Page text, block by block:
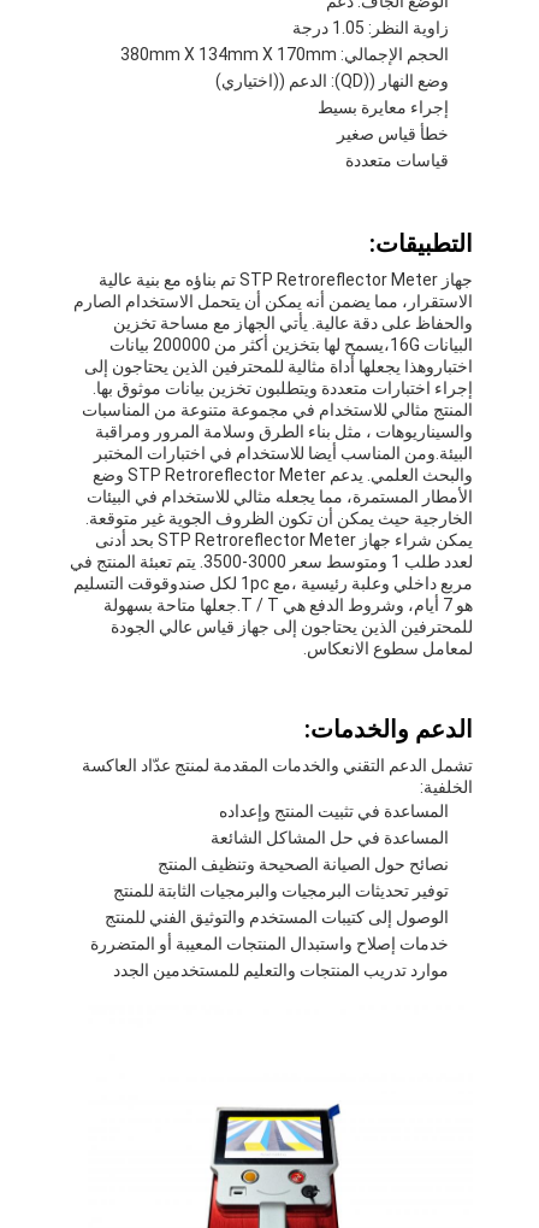
المنزل
المنتجات
برنامج VR
حولنا
جولة في المصنع
اتصل بنا
أخبار
الحالات
مقياس العاكس الرجعي
مقياس انعكاس انعكاس الرصيف
مقياس سماكة علامات الطريق
مقياس الانعكاس الارتجاعي المحمول
زاوية النظر: 1.05 درجة
الحجم الإجمالي: 380mm X 134mm X 170mm
وضع النهار ((QD): الدعم ((اختياري)
إجراء معايرة بسيط
خطأ قياس صغير
قياسات متعددة
التطبيقات:
جهاز STP Retroreflector Meter تم بناؤه مع بنية عالية
الاستقرار، مما يضمن أنه يمكن أن يتحمل الاستخدام الصارم
والحفاظ على دقة عالية. يأتي الجهاز مع مساحة تخزين
البيانات 16G،يسمح لها بتخزين أكثر من 200000 بيانات
اختباروهذا يجعلها أداة مثالية للمحترفين الذين يحتاجون إلى
إجراء اختبارات متعددة ويتطلبون تخزين بيانات موثوق بها.
المنتج مثالي للاستخدام في مجموعة متنوعة من المناسبات
والسيناريوهات ، مثل بناء الطرق وسلامة المرور ومراقبة
البيئة.ومن المناسب أيضا للاستخدام في اختبارات المختبر
والبحث العلمي. يدعم STP Retroreflector Meter وضع
الأمطار المستمرة، مما يجعله مثالي للاستخدام في البيئات
الخارجية حيث يمكن أن تكون الظروف الجوية غير متوقعة.
يمكن شراء جهاز STP Retroreflector Meter بحد أدنى
لعدد طلب 1 ومتوسط سعر 3000-3500. يتم تعبئة المنتج في
مربع داخلي وعلبة رئيسية ،مع 1pc لكل صندوقوقت التسليم
هو 7 أيام، وشروط الدفع هي T / T.جعلها متاحة بسهولة
للمحترفين الذين يحتاجون إلى جهاز قياس عالي الجودة
لمعامل سطوع الانعكاس.
الدعم والخدمات:
تشمل الدعم التقني والخدمات المقدمة لمنتج عدّاد العاكسة
الخلفية:
المساعدة في تثبيت المنتج وإعداده
المساعدة في حل المشاكل الشائعة
نصائح حول الصيانة الصحيحة وتنظيف المنتج
توفير تحديثات البرمجيات والبرمجيات الثابتة للمنتج
الوصول إلى كتيبات المستخدم والتوثيق الفني للمنتج
خدمات إصلاح واستبدال المنتجات المعيبة أو المتضررة
موارد تدريب المنتجات والتعليم للمستخدمين الجدد